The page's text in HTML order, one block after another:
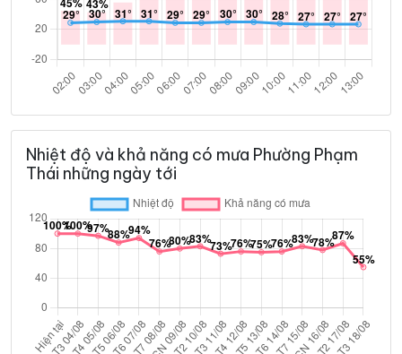
Nhiệt độ và khả năng có mưa Phường Phạm
Thái những ngày tới